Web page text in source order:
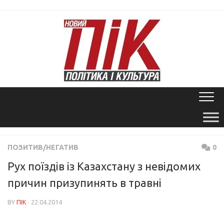
ПОЗИТИВ/НЕГАТИВ 0
Рух поїздів із Казахстану з невідомих
причин призупинять в травні
BY ПІК · 22.04.2014